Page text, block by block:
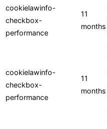
cookielawinfo-
checkbox-
performance
11
months
cookielawinfo-
checkbox-
performance
11
months